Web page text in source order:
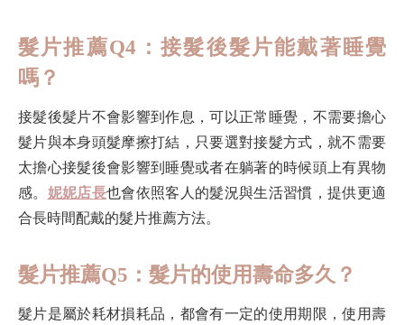
髮片推薦Q4：接髮後髮片能戴著睡覺
嗎？
接髮後髮片不會影響到作息，可以正常睡覺，不需要擔心
髮片與本身頭髮摩擦打結，只要選對接髮方式，就不需要
太擔心接髮後會影響到睡覺或者在躺著的時候頭上有異物
感。 妮妮店長也會依照客人的髮況與生活習慣，提供更適
合長時間配戴的髮片推薦方法。
髮片推薦Q5：髮片的使用壽命多久？
髮片是屬於耗材損耗品，都會有一定的使用期限，使用壽